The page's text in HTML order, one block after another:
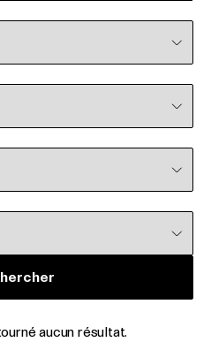
aucun résultat.